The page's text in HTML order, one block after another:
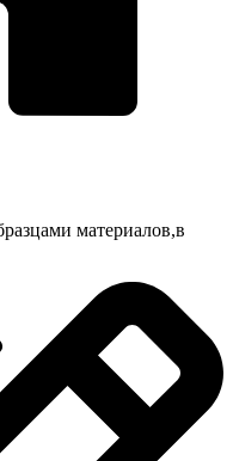
материалов,в